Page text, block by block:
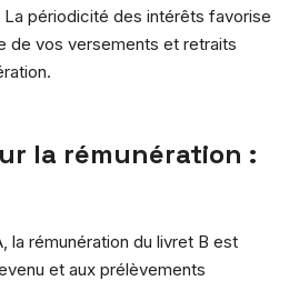
La périodicité des intérêts favorise
de vos versements et retraits
la rémunération :
la rémunération du livret B est
et aux prélèvements